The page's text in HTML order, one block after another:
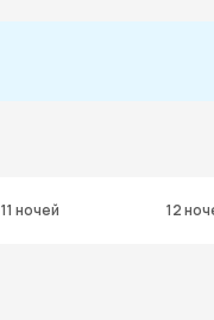
11 ночей 12